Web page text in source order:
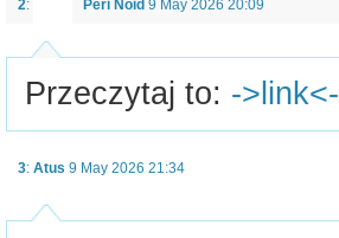
2: Peri Noid 9 May 2026 20:09
Przeczytaj to: ->link<-
3: Atus 9 May 2026 21:34